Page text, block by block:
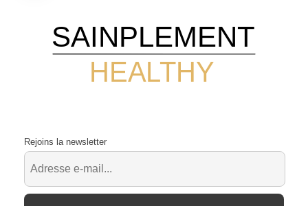
HEALTHY
SAINPLEMENT
Rejoins la newsletter